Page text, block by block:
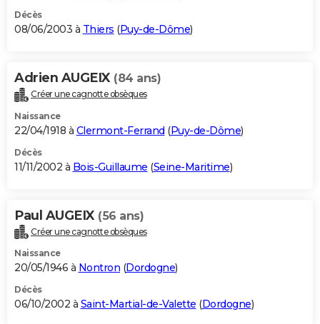
Décès
08/06/2003 à Thiers (Puy-de-Dôme)
Adrien AUGEIX (84 ans)
Créer une cagnotte obsèques
Naissance
22/04/1918 à Clermont-Ferrand (Puy-de-Dôme)
Décès
11/11/2002 à Bois-Guillaume (Seine-Maritime)
Paul AUGEIX (56 ans)
Créer une cagnotte obsèques
Naissance
20/05/1946 à Nontron (Dordogne)
Décès
06/10/2002 à Saint-Martial-de-Valette (Dordogne)